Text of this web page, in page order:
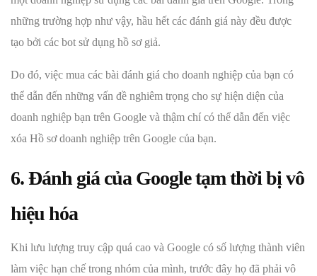
những trường hợp như vậy, hầu hết các đánh giá này đều được
tạo bởi các bot sử dụng hồ sơ giả.
Do đó, việc mua các bài đánh giá cho doanh nghiệp của bạn có
thể dẫn đến những vấn đề nghiêm trọng cho sự hiện diện của
doanh nghiệp bạn trên Google và thậm chí có thể dẫn đến việc
xóa Hồ sơ doanh nghiệp trên Google của bạn.
6. Đánh giá của Google tạm thời bị vô
hiệu hóa
Khi lưu lượng truy cập quá cao và Google có số lượng thành viên
làm việc hạn chế trong nhóm của mình, trước đây họ đã phải vô